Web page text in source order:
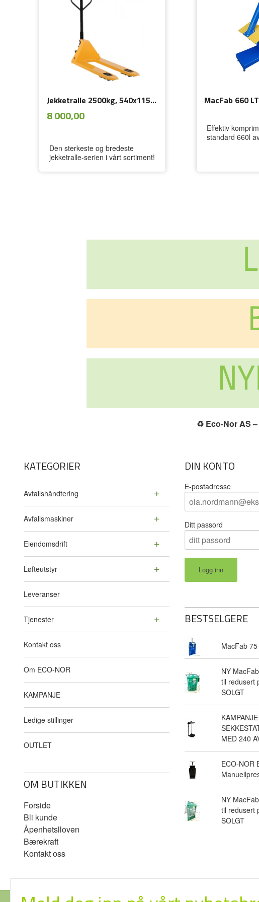
Jekketralle 2500kg, 540x1150mm, B/P+R, Gul
Pris
8 000,00mva.
Den sterkeste og bredeste
jekketralle-serien i vårt sortiment!
Effektiv
standard 660l
♻️ Eco-Nor AS
KATEGORIER
Avfallshåndtering
Avfallsmaskiner
Eiendomsdrift
Løfteutstyr
Leveranser
Tjenester
Kontakt oss
Om ECO-NOR
KAMPANJE
Ledige stillinger
OUTLET
OM BUTIKKEN
Forside
Bli kunde
Åpenhetslloven
Bærekraft
Kontakt oss
DIN KONTO
E-postadresse
Ditt passord
BESTSELGERE
MacFab 75
NY
til redusert
SOLGT
MED 240
ECO-NOR
NY
til redusert
SOLGT